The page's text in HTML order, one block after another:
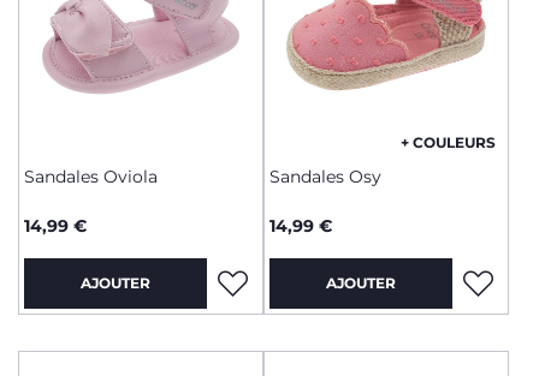
Sandales Oviola
14,99 €
AJOUTER
+ COULEURS
Sandales Osy
14,99 €
AJOUTER